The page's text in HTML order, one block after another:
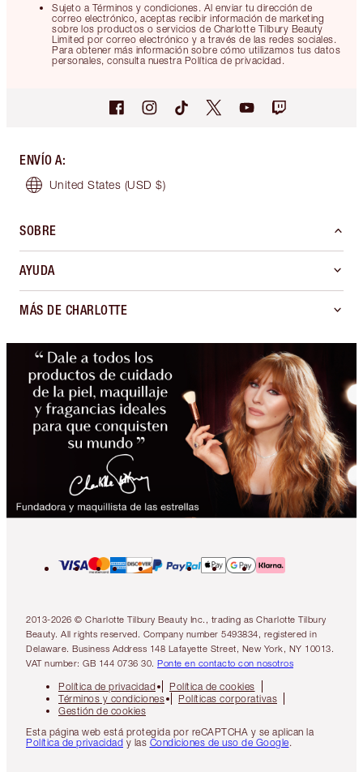
Sujeto a Términos y condiciones. Al enviar tu dirección de
correo electrónico, aceptas recibir información de marketing
sobre los productos o servicios de Charlotte Tilbury Beauty
Limited por correo electrónico y a través de las redes sociales.
Para obtener más información sobre cómo utilizamos tus datos
personales, consulta nuestra Política de privacidad.
ENVÍO A:
United States (USD $)
SOBRE
AYUDA
MÁS DE CHARLOTTE
2013-2026 © Charlotte Tilbury Beauty Inc., trading as Charlotte Tilbury
Beauty. All rights reserved. Company number 5493834, registered in
Delaware. Business Address 148 Lafayette Street, New York, NY 10013.
VAT number: GB 144 0736 30. Ponte en contacto con nosotros
Política de privacidad
Política de cookies
Términos y condiciones
Políticas corporativas
Gestión de cookies
Esta página web está protegida por reCAPTCHA y se aplican la
Política de privacidad y las Condiciones de uso de Google.